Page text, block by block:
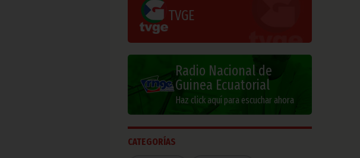
TVGE
Radio Nacional de
Guinea Ecuatorial
Haz click aquí para escuchar ahora
CATEGORÍAS